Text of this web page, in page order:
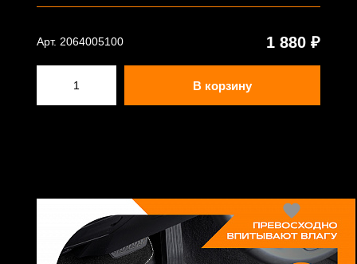
Арт. 2064005100 1 880 ₽
В корзину